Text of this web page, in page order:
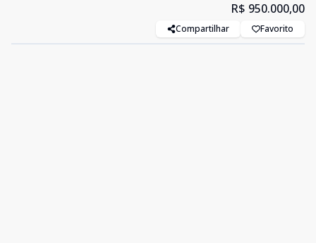
R$ 950.000,00
Compartilhar Favorito